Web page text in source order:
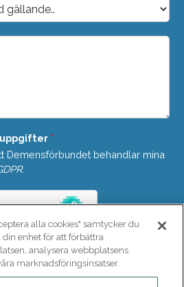
*
Demensförbundet behandlar mina
.
SKICKA
alla cookies" samtycker du
enhet för att förbättra
analysera webbplatsens
marknadsföringsinsatser.